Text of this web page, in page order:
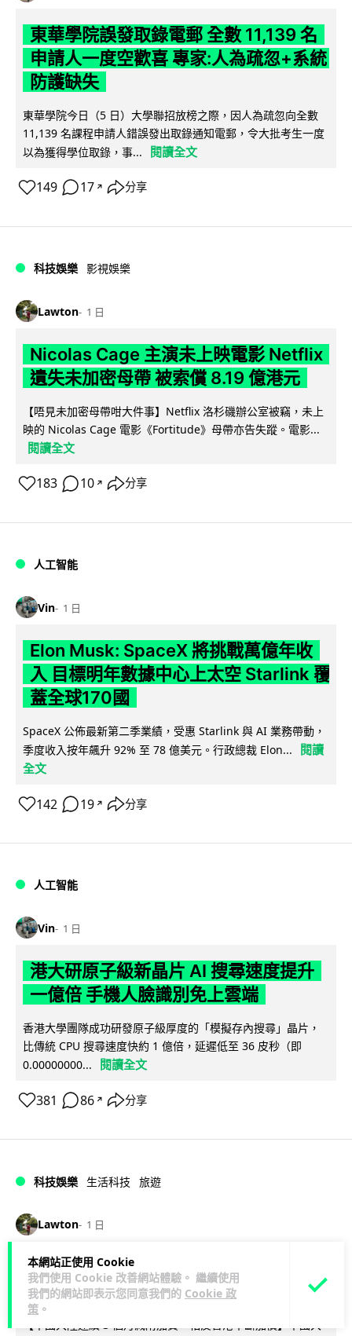
本網站正使用 Cookie
我們使用 Cookie 改善網站體驗。 繼續使用
我們的網站即表示您同意我們的 Cookie 政
策 。
東華學院誤發取錄電郵 全數 11,139 名
申請人一度空歡喜 專家:人為疏忽+系統
防護缺失
東華學院今日（5 日）大學聯招放榜之際，因人為疏忽向全數
11,139 名課程申請人錯誤發出取錄通知電郵，令大批考生一度
以為獲得學位取錄，事...
閱讀全文
149 17 ↗ 分享
科技娛樂 影視娛樂
Lawton 1 日
Nicolas Cage 主演未上映電影 Netflix
遺失未加密母帶 被索償 8.19 億港元
【唔見未加密母帶咁大件事】Netflix 洛杉磯辦公室被竊，未上
映的 Nicolas Cage 電影《Fortitude》母帶亦告失蹤。電影...
閱讀全文
183 10 ↗ 分享
人工智能
Vin 1 日
Elon Musk: SpaceX 將挑戰萬億年收
入 目標明年數據中心上太空 Starlink 覆
蓋全球170國
SpaceX 公佈最新第二季業績，受惠 Starlink 與 AI 業務帶動，
季度收入按年飆升 92% 至 78 億美元。行政總裁 Elon...
閱讀
全文
142 19 ↗ 分享
人工智能
Vin 1 日
港大研原子級新晶片 AI 搜尋速度提升
一億倍 手機人臉識別免上雲端
香港大學團隊成功研發原子級厚度的「模擬存內搜尋」晶片，
比傳統 CPU 搜尋速度快約 1 億倍，延遲低至 36 皮秒（即
0.00000000...
閱讀全文
381 86 ↗ 分享
科技娛樂 生活科技 旅遊
Lawton 1 日
中國大陸航線燃油附加費今日再降 連續
3 個月下調